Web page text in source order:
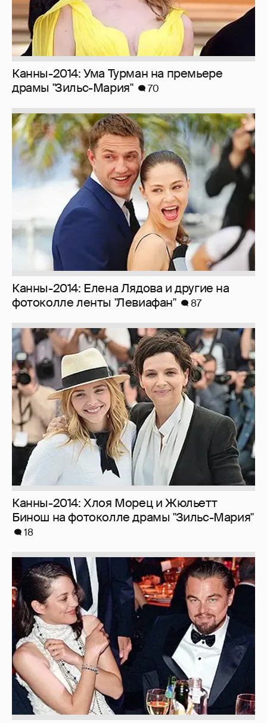
Канны-2014: Ума Турман на премьере
драмы "Зильс-Мария"
70
Канны-2014: Елена Лядова и другие на
фотоколле ленты "Левиафан"
87
Канны-2014: Хлоя Морец и Жюльетт
Бинош на фотоколле драмы "Зильс-Мария"
18